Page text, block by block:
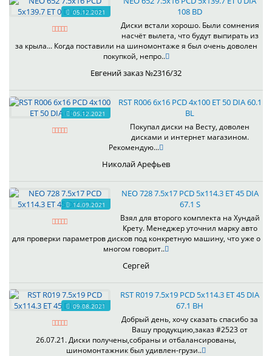
05.12.2021
108 BD
Диски встали хорошо. Были сомнения
насчёт вылета, что будут выпирать из
за крыла... Когда поставили на шиномонтаже я был очень доволен
покупкой, непро..
Евгений заказ №2316/32
05.12.2021
RST R006 6x16 PCD 4x100 ET 50 DIA 60.1
BL
Покупал диски на Весту, доволен
дисками и интернет магазином.
Рекомендую...
Николай Арефьев
14.09.2021
NEO 728 7.5x17 PCD 5x114.3 ET 45 DIA
67.1 S
Взял для второго комплекта на Хундай
Крету. Менеджер уточнил марку авто
для проверки параметров дисков под конкретную машину, что уже о
многом говорит..
Сергей
09.08.2021
RST R019 7.5x19 PCD 5x114.3 ET 45 DIA
67.1 BH
Добрый день, хочу сказать спасибо за
Вашу продукцию,заказ #2523 от
26.07.21. Диски получены,собраны и отбалансированы,
шиномонтажник был удивлен-грузи..